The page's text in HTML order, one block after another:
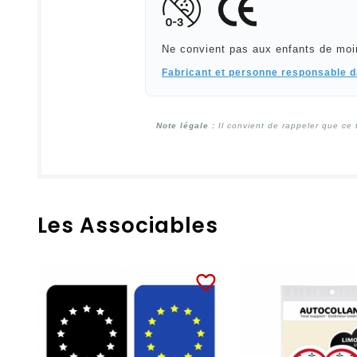
Ne convient pas aux enfants de
Fabricant et personne responsable
Note légale : Il convient de rappeler que ce
Les Associables
favorite_border